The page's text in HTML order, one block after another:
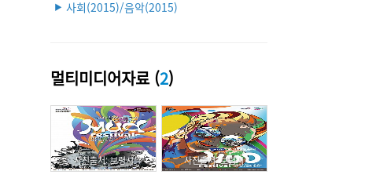
▶ 사회(2015)/음악(2015)
멀티미디어자료 (2)
사진출처: 보령시 사진출처: 보령시